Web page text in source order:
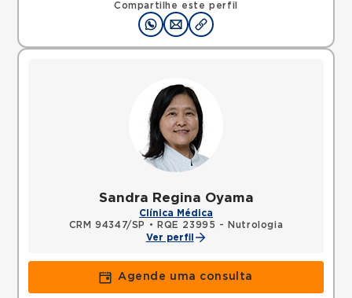
Compartilhe este perfil
Sandra Regina Oyama
Clínica Médica
CRM 94347/SP
•
RQE 23995 - Nutrologia
Ver perfil
Agende uma consulta